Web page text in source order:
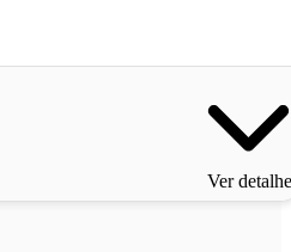
Ver